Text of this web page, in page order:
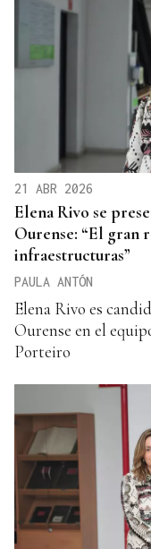
21 ABR 2026
Elena Rivo se
Ourense: “El gran
infraestructuras”
PAULA ANTÓN
Elena Rivo es
Ourense en el
Porteiro